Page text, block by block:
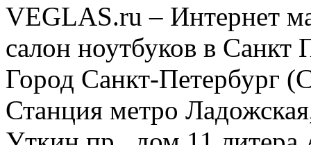
VEGLAS.ru – Интернет
салон ноутбуков в Санкт
Город Санкт-Петербург
Станция метро